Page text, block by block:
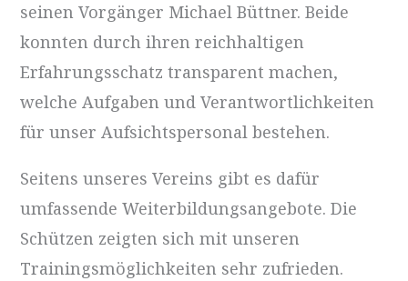
seinen Vorgänger Michael Büttner. Beide
konnten durch ihren reichhaltigen
Erfahrungsschatz transparent machen,
welche Aufgaben und Verantwortlichkeiten
für unser Aufsichtspersonal bestehen.
Seitens unseres Vereins gibt es dafür
umfassende Weiterbildungsangebote. Die
Schützen zeigten sich mit unseren
Trainingsmöglichkeiten sehr zufrieden.